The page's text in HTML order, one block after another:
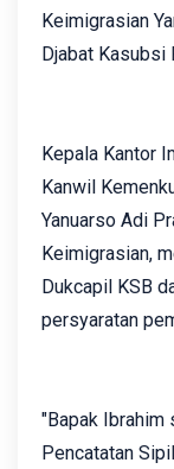
Keimigrasian
Djabat Kasubsi
Kepala Kantor
Kanwil
Yanuarso Adi
Keimigrasian,
Dukcapil KSB
persyaratan
"Bapak Ibrahim
Pencatatan